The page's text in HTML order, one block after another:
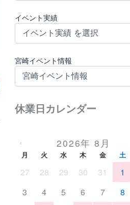
イベント実績
宮崎イベント情報
休業日カレンダー
‹ 2026年 8月
月 火 水 木 金 土
27 28 29 30 31 1
3
4 5 6 7 8